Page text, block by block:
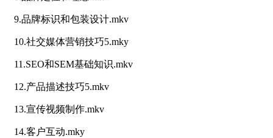
9.品牌标识和包装设计.mkv
10.社交媒体营销技巧5.mky
11.SEO和SEM基础知识.mkv
12.产品描述技巧5.mkv
13.宣传视频制作.mkv
14.客户互动.mky